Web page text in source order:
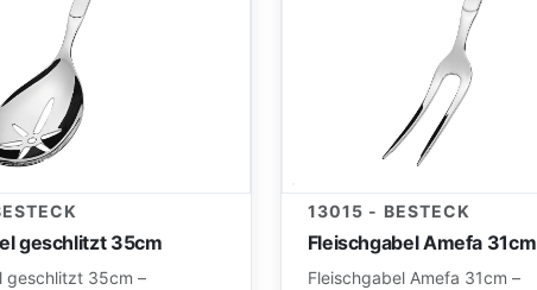
geschlitzt 35cm
geschlitzt 35cm –
13015 - BESTECK
Fleischgabel Amefa 31cm
Fleischgabel Amefa 31cm –